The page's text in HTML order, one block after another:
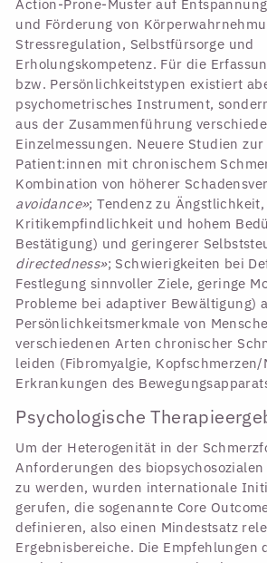
Action-Prone-Muster auf
und Förderung von
Stressregulation, Selbstfürsorge und
Erholungskompetenz. Für die
bzw. Persönlichkeitstypen existiert
psychometrisches Instrument,
aus der Zusammenführung
Einzelmessungen. Neuere Studien
Patient:innen mit chronischem
Kombination von höherer
avoidance»; Tendenz zu Ängstlichkeit,
Kritikempfindlichkeit und hohem
Bestätigung) und geringerer
directedness»; Schwierigkeiten bei
Festlegung sinnvoller Ziele, geringe
Probleme bei adaptiver Bewältigung)
Persönlichkeitsmerkmale von
verschiedenen Arten chronischer
leiden (Fibromyalgie, Kopfschmerzen/
Erkrankungen des
Psychologische
Um der Heterogenität in der
Anforderungen des
zu werden, wurden internationale
gerufen, die sogenannte Core
definieren, also einen Mindestsatz
Ergebnisbereiche. Die Empfehlungen